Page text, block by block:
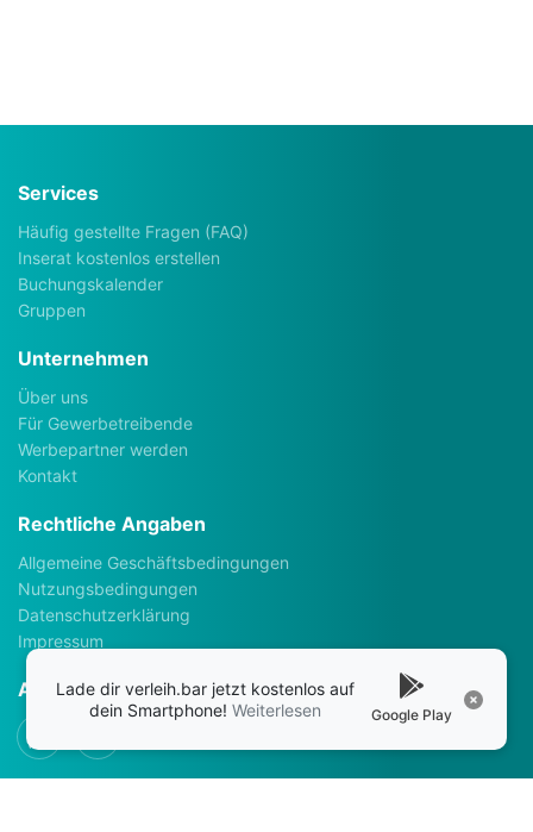
Services
Häufig gestellte Fragen (FAQ)
Inserat kostenlos erstellen
Buchungskalender
Gruppen
Unternehmen
Über uns
Für Gewerbetreibende
Werbepartner werden
Kontakt
Rechtliche Angaben
Allgemeine Geschäftsbedingungen
Nutzungsbedingungen
Datenschutzerklärung
Impressum
AppsLade dir verleih.bar jetzt kostenlos auf
dein Smartphone! Weiterlesen Google Play